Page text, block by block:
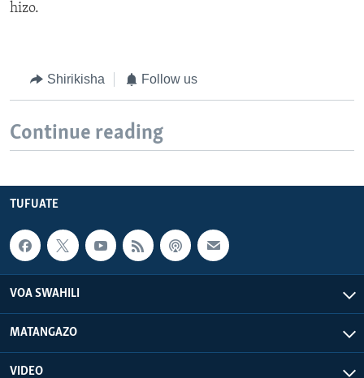
hizo.
Shirikisha Follow us
Continue reading
TUFUATE
VOA SWAHILI
MATANGAZO
VIDEO